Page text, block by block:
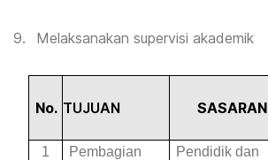
9. Melaksanakan supervisi akademik
No. TUJUAN SASARAN
1
Pembagian
Pendidik dan